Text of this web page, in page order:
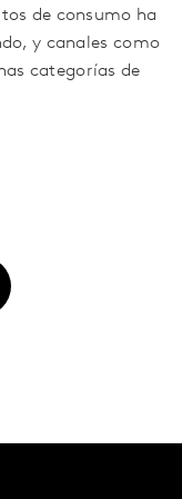
de consumo ha
y canales como
categorías de